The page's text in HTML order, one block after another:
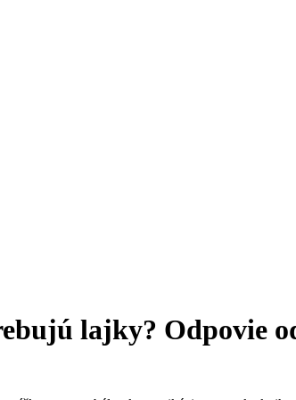
lajky? Odpovie